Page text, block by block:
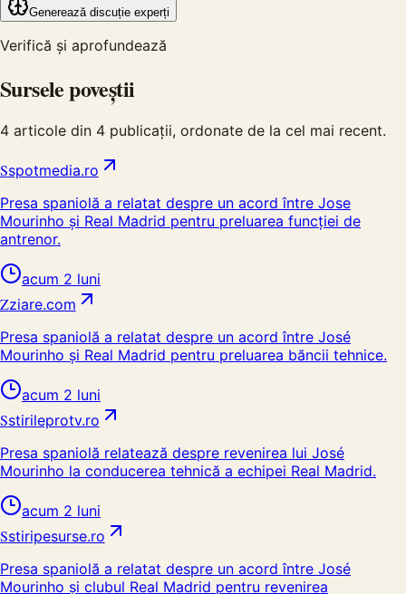
Generează discuție experți
Verifică și aprofundează
Sursele poveștii
4 articole din 4 publicații, ordonate de la cel mai recent.
Sspotmedia.ro
Presa spaniolă a relatat despre un acord între Jose
Mourinho și Real Madrid pentru preluarea funcției de
antrenor.
acum 2 luni
Zziare.com
Presa spaniolă a relatat despre un acord între José
Mourinho și Real Madrid pentru preluarea băncii tehnice.
acum 2 luni
Sstirileprotv.ro
Presa spaniolă relatează despre revenirea lui José
Mourinho la conducerea tehnică a echipei Real Madrid.
acum 2 luni
Sstiripesurse.ro
Presa spaniolă a relatat despre un acord între José
Mourinho și clubul Real Madrid pentru revenirea